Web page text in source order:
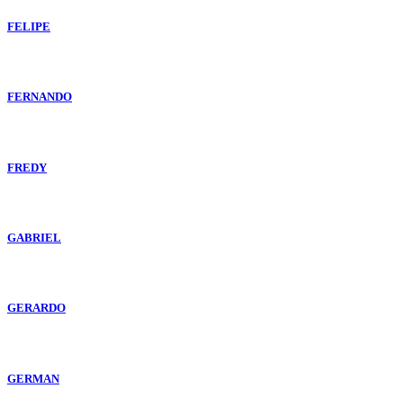
FELIPE
FERNANDO
FREDY
GABRIEL
GERARDO
GERMAN